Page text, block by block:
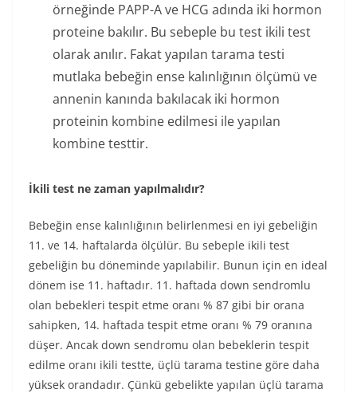
örneğinde PAPP-A ve HCG adında iki hormon
proteine bakılır. Bu sebeple bu test ikili test
olarak anılır. Fakat yapılan tarama testi
mutlaka bebeğin ense kalınlığının ölçümü ve
annenin kanında bakılacak iki hormon
proteinin kombine edilmesi ile yapılan
kombine testtir.
İkili test ne zaman yapılmalıdır?
Bebeğin ense kalınlığının belirlenmesi en iyi gebeliğin
11. ve 14. haftalarda ölçülür. Bu sebeple ikili test
gebeliğin bu döneminde yapılabilir. Bunun için en ideal
dönem ise 11. haftadır. 11. haftada down sendromlu
olan bebekleri tespit etme oranı % 87 gibi bir orana
sahipken, 14. haftada tespit etme oranı % 79 oranına
düşer. Ancak down sendromu olan bebeklerin tespit
edilme oranı ikili testte, üçlü tarama testine göre daha
yüksek orandadır. Çünkü gebelikte yapılan üçlü tarama